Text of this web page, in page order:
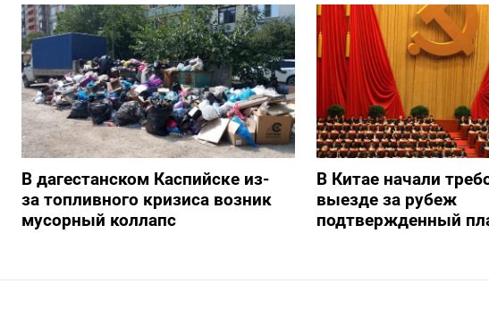
В дагестанском Каспийске из-
за топливного кризиса возник
мусорный коллапс
В Китае начали
выезде за рубеж
подтвержденный